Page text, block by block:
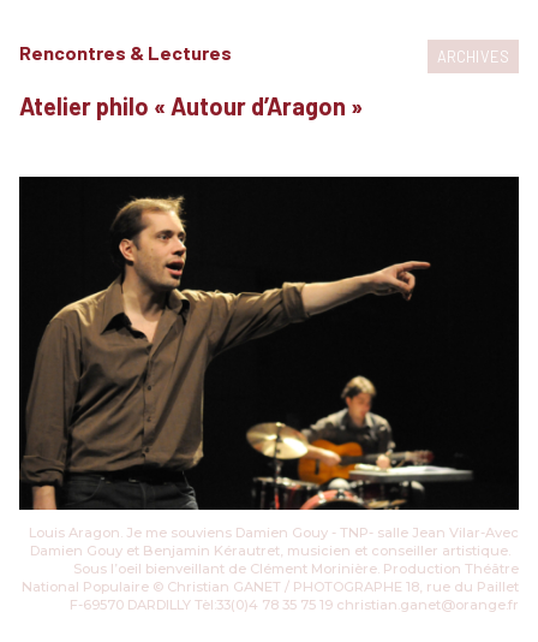
Rencontres & Lectures ARCHIVES
Atelier philo « Autour d’Aragon »
Louis Aragon. Je me souviens Damien Gouy - TNP- salle Jean Vilar-Avec
Damien Gouy et Benjamin Kérautret, musicien et conseiller artistique.
Sous l’oeil bienveillant de Clément Morinière. Production Théâtre
National Populaire © Christian GANET / PHOTOGRAPHE 18, rue du Paillet
F-69570 DARDILLY Tèl:33(0)4 78 35 75 19 christian.ganet@orange.fr